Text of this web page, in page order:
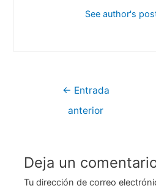
See author's
Navegación
← Entrada
anterior
Deja un
Tu dirección de correo